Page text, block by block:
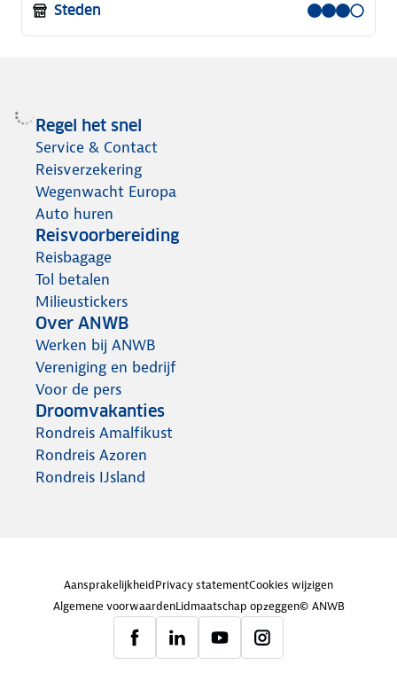
Steden
Regel het snel
Service & Contact
Reisverzekering
Wegenwacht Europa
Auto huren
Reisvoorbereiding
Reisbagage
Tol betalen
Milieustickers
Over ANWB
Werken bij ANWB
Vereniging en bedrijf
Voor de pers
Droomvakanties
Rondreis Amalfikust
Rondreis Azoren
Rondreis IJsland
AansprakelijkheidPrivacy statementCookies wijzigen
Algemene voorwaardenLidmaatschap opzeggen© ANWB